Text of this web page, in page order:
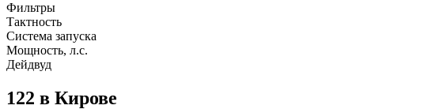
Фильтры
Тактность
Система запуска
Мощность, л.с.
Дейдвуд
122 в Кирове